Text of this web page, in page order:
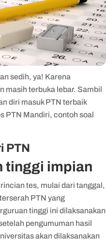
sedih, ya! Karena
masih terbuka lebar. Sambil
diri masuk PTN terbaik
PTN Mandiri, contoh soal
PTN
tinggi impian
tes, mulai dari tanggal,
PTN yang
tinggi ini dilaksanakan
pengumuman hasil
akan dilaksanakan